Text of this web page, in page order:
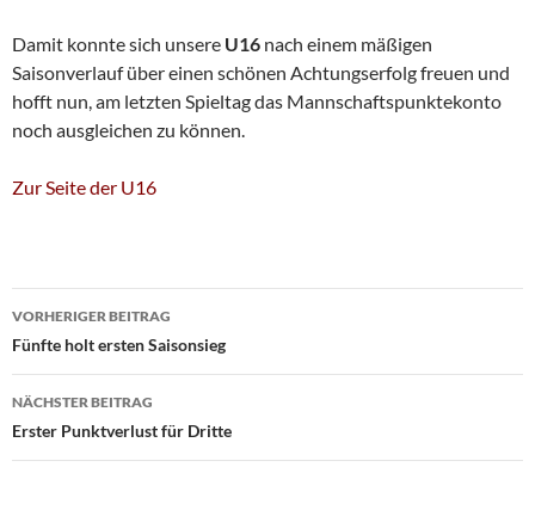
Damit konnte sich unsere U16 nach einem mäßigen
Saisonverlauf über einen schönen Achtungserfolg freuen und
hofft nun, am letzten Spieltag das Mannschaftspunktekonto
noch ausgleichen zu können.
Zur Seite der U16
Beitragsnavigation
VORHERIGER BEITRAG
Fünfte holt ersten Saisonsieg
NÄCHSTER BEITRAG
Erster Punktverlust für Dritte